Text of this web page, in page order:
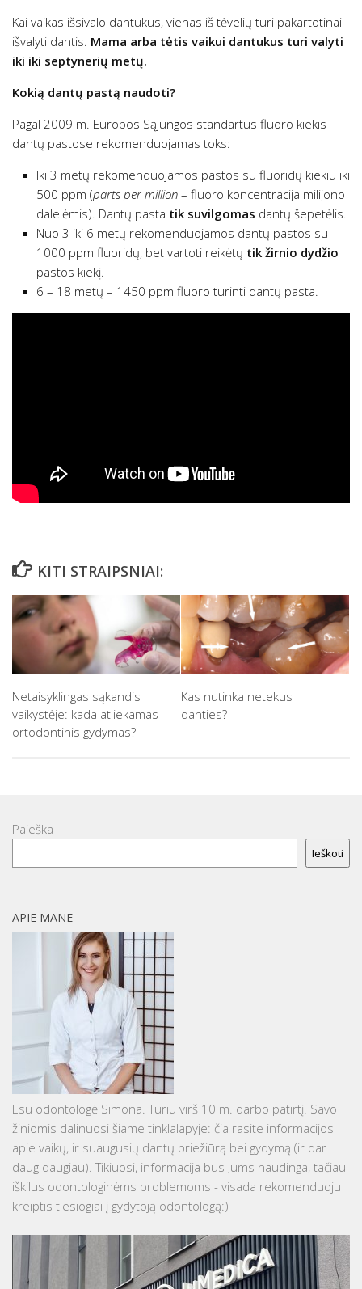
Kai vaikas išsivalo dantukus, vienas iš tėvelių turi pakartotinai
išvalyti dantis. Mama arba tėtis vaikui dantukus turi valyti
iki iki septynerių metų.
Kokią dantų pastą naudoti?
Pagal 2009 m. Europos Sąjungos standartus fluoro kiekis
dantų pastose rekomenduojamas toks:
Iki 3 metų rekomenduojamos pastos su fluoridų kiekiu iki
500 ppm (parts per million – fluoro koncentracija milijono
dalelėmis). Dantų pasta tik suvilgomas dantų šepetėlis.
Nuo 3 iki 6 metų rekomenduojamos dantų pastos su
1000 ppm fluoridų, bet vartoti reikėtų tik žirnio dydžio
pastos kiekį.
6 – 18 metų – 1450 ppm fluoro turinti dantų pasta.
KITI STRAIPSNIAI:
Netaisyklingas sąkandis
vaikystėje: kada atliekamas
ortodontinis gydymas?
Kas nutinka netekus
danties?
Paieška
Ieškoti
APIE MANE
Esu odontologė Simona. Turiu virš 10 m. darbo patirtį. Savo
žiniomis dalinuosi šiame tinklalapyje: čia rasite informacijos
apie vaikų, ir suaugusių dantų priežiūrą bei gydymą (ir dar
daug daugiau). Tikiuosi, informacija bus Jums naudinga, tačiau
iškilus odontologinėms problemoms - visada rekomenduoju
kreiptis tiesiogiai į gydytoją odontologą:)